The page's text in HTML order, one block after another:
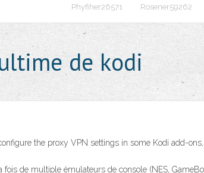
Phyfiher26571 Rosener59262
de kodi
the proxy VPN settings in some Kodi add-
de multiple émulateurs de console (NES,